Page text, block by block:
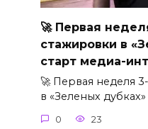
🚀 Первая
стажировки в
старт медиа-
🚀 Первая неделя
в «Зеленых дубках»
0 23